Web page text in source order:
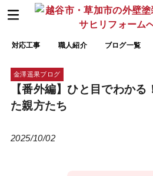
対応工事 職人紹介 ブログ一覧
金澤遥果ブログ
【番外編】ひと目でわか
た親方たち
2025/10/02